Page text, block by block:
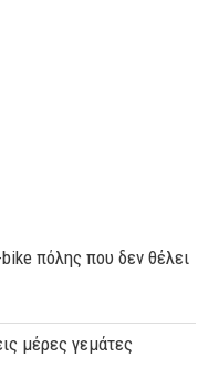
πόλης που δεν θέλει
μέρες γεμάτες